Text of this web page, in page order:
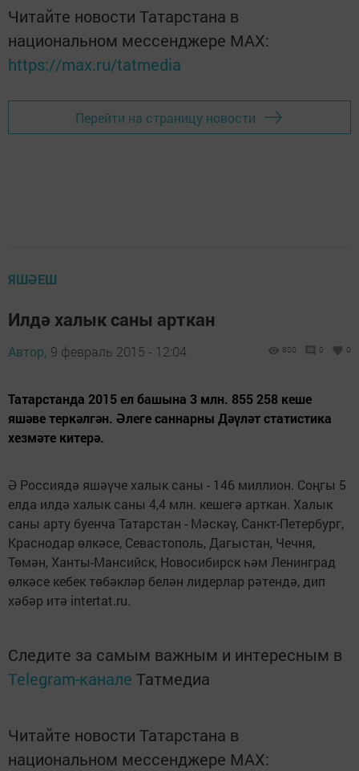
Читайте новости Татарстана в
национальном мессенджере MАХ:
https://max.ru/tatmedia
Перейти на страницу новости
ЯШӘЕШ
Илдә халык саны арткан
Автор, 9 февраль 2015 - 12:04 800 0 0
Татарстанда 2015 ел башына 3 млн. 855 258 кеше
яшәве теркәлгән. Әлеге саннарны Дәүләт статистика
хезмәте китерә.
Ә Россиядә яшәүче халык саны - 146 миллион. Соңгы 5
елда илдә халык саны 4,4 млн. кешегә арткан. Халык
саны арту буенча Татарстан - Мәскәү, Санкт-Петербург,
Краснодар өлкәсе, Севастополь, Дагыстан, Чечня,
Төмән, Ханты-Мансийск, Новосибирск һәм Ленинград
өлкәсе кебек төбәкләр белән лидерлар рәтендә, дип
хәбәр итә intertat.ru.
Следите за самым важным и интересным в
Telegram-канале Татмедиа
Читайте новости Татарстана в
национальном мессенджере MАХ: